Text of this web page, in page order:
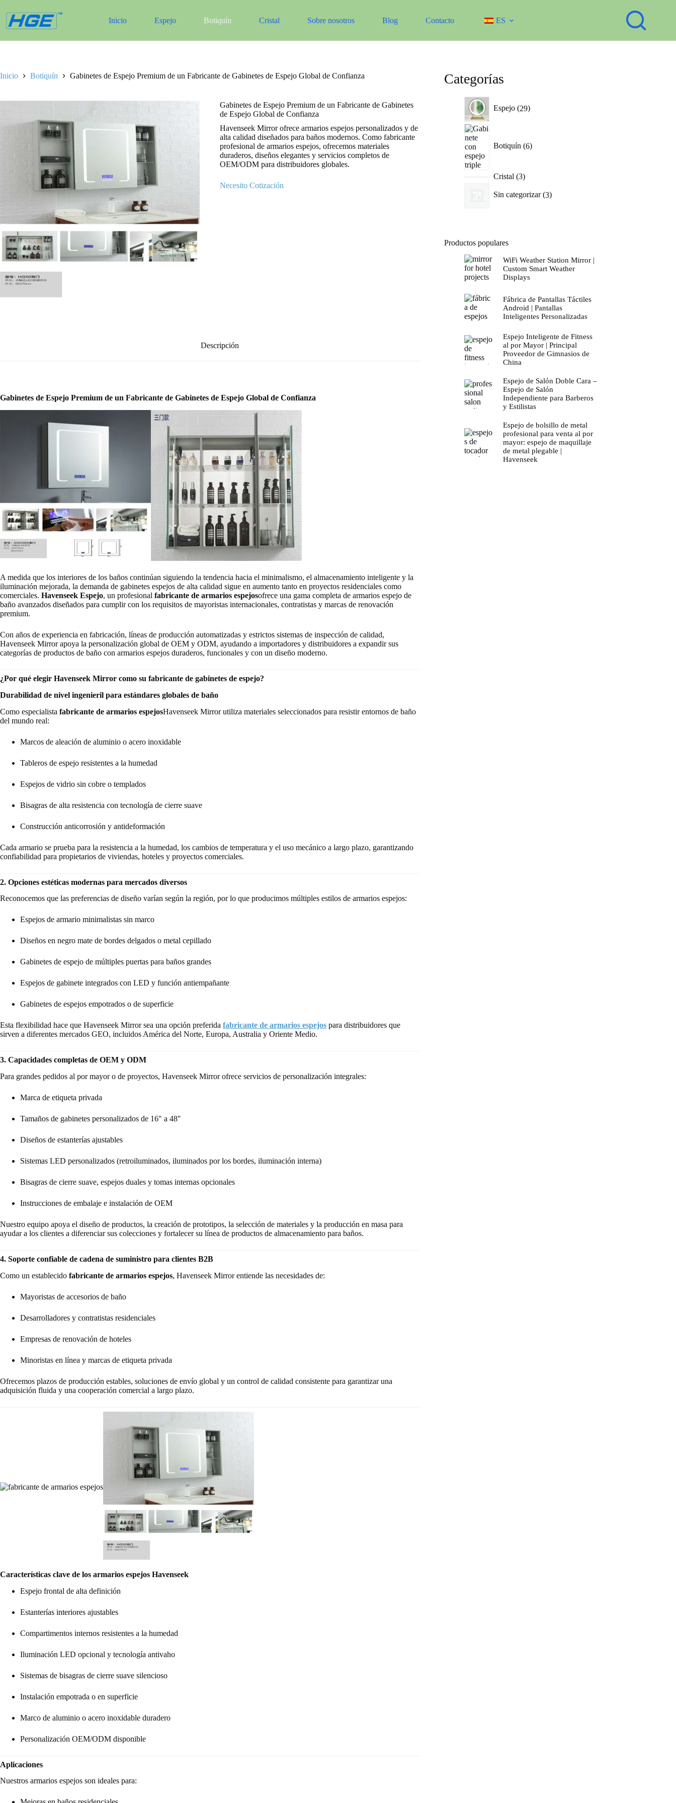
contenido
Inicio Espejo Botiquín Cristal Sobre nosotros Blog Contacto ES
Inicio Botiquín Gabinetes de Espejo Premium de un Fabricante de Gabinetes de Espejo Global de Confianza
Gabinetes de Espejo Premium de un Fabricante de Gabinetes
de Espejo Global de Confianza
Havenseek Mirror ofrece armarios espejos personalizados y de
alta calidad diseñados para baños modernos. Como fabricante
profesional de armarios espejos, ofrecemos materiales
duraderos, diseños elegantes y servicios completos de
OEM/ODM para distribuidores globales.
Necesito Cotización
Descripción
Gabinetes de Espejo Premium de un Fabricante de Gabinetes de Espejo Global de Confianza
A medida que los interiores de los baños continúan siguiendo la tendencia hacia el minimalismo, el almacenamiento inteligente y la
iluminación mejorada, la demanda de gabinetes espejos de alta calidad sigue en aumento tanto en proyectos residenciales como
comerciales. Havenseek Espejo, un profesional fabricante de armarios espejosofrece una gama completa de armarios espejo de
baño avanzados diseñados para cumplir con los requisitos de mayoristas internacionales, contratistas y marcas de renovación
premium.
Con años de experiencia en fabricación, líneas de producción automatizadas y estrictos sistemas de inspección de calidad,
Havenseek Mirror apoya la personalización global de OEM y ODM, ayudando a importadores y distribuidores a expandir sus
categorías de productos de baño con armarios espejos duraderos, funcionales y con un diseño moderno.
¿Por qué elegir Havenseek Mirror como su fabricante de gabinetes de espejo?
Durabilidad de nivel ingenieril para estándares globales de baño
Como especialista fabricante de armarios espejosHavenseek Mirror utiliza materiales seleccionados para resistir entornos de baño
del mundo real:
Marcos de aleación de aluminio o acero inoxidable
Tableros de espejo resistentes a la humedad
Espejos de vidrio sin cobre o templados
Bisagras de alta resistencia con tecnología de cierre suave
Construcción anticorrosión y antideformación
Cada armario se prueba para la resistencia a la humedad, los cambios de temperatura y el uso mecánico a largo plazo, garantizando
confiabilidad para propietarios de viviendas, hoteles y proyectos comerciales.
2. Opciones estéticas modernas para mercados diversos
Reconocemos que las preferencias de diseño varían según la región, por lo que producimos múltiples estilos de armarios espejos:
Espejos de armario minimalistas sin marco
Diseños en negro mate de bordes delgados o metal cepillado
Gabinetes de espejo de múltiples puertas para baños grandes
Espejos de gabinete integrados con LED y función antiempañante
Gabinetes de espejos empotrados o de superficie
Esta flexibilidad hace que Havenseek Mirror sea una opción preferida fabricante de armarios espejos para distribuidores que
sirven a diferentes mercados GEO, incluidos América del Norte, Europa, Australia y Oriente Medio.
3. Capacidades completas de OEM y ODM
Para grandes pedidos al por mayor o de proyectos, Havenseek Mirror ofrece servicios de personalización integrales:
Marca de etiqueta privada
Tamaños de gabinetes personalizados de 16″ a 48″
Diseños de estanterías ajustables
Sistemas LED personalizados (retroiluminados, iluminados por los bordes, iluminación interna)
Bisagras de cierre suave, espejos duales y tomas internas opcionales
Instrucciones de embalaje e instalación de OEM
Nuestro equipo apoya el diseño de productos, la creación de prototipos, la selección de materiales y la producción en masa para
ayudar a los clientes a diferenciar sus colecciones y fortalecer su línea de productos de almacenamiento para baños.
4. Soporte confiable de cadena de suministro para clientes B2B
Como un establecido fabricante de armarios espejos, Havenseek Mirror entiende las necesidades de:
Mayoristas de accesorios de baño
Desarrolladores y contratistas residenciales
Empresas de renovación de hoteles
Minoristas en línea y marcas de etiqueta privada
Ofrecemos plazos de producción estables, soluciones de envío global y un control de calidad consistente para garantizar una
adquisición fluida y una cooperación comercial a largo plazo.
Características clave de los armarios espejos Havenseek
Espejo frontal de alta definición
Estanterías interiores ajustables
Compartimentos internos resistentes a la humedad
Iluminación LED opcional y tecnología antivaho
Sistemas de bisagras de cierre suave silencioso
Instalación empotrada o en superficie
Marco de aluminio o acero inoxidable duradero
Personalización OEM/ODM disponible
Aplicaciones
Nuestros armarios espejos son ideales para:
Categorías
Espejo 29productos
Botiquín 6
Cristal 33
Sin categorizar 3productos
Productos populares
WiFi Weather Station Mirror |
Custom Smart Weather
Displays
Fábrica de Pantallas Táctiles
Android | Pantallas
Inteligentes Personalizadas
Espejo Inteligente de Fitness
al por Mayor | Principal
Proveedor de Gimnasios de
China
Espejo de Salón Doble Cara –
Espejo de Salón
Independiente para Barberos
y Estilistas
Espejo de bolsillo de metal
profesional para venta al por
mayor: espejo de maquillaje
de metal plegable |
Havenseek